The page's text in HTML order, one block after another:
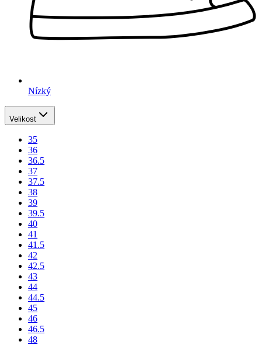
Nízký
Velikost
35
36
36.5
37
37.5
38
39
39.5
40
41
41.5
42
42.5
43
44
44.5
45
46
46.5
48